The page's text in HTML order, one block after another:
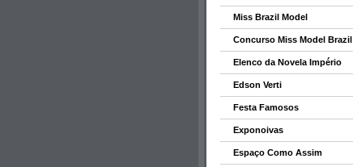
Miss Brazil Model
Concurso Miss Model Brazil
Elenco da Novela Império
Edson Verti
Festa Famosos
Exponoivas
Espaço Como Assim